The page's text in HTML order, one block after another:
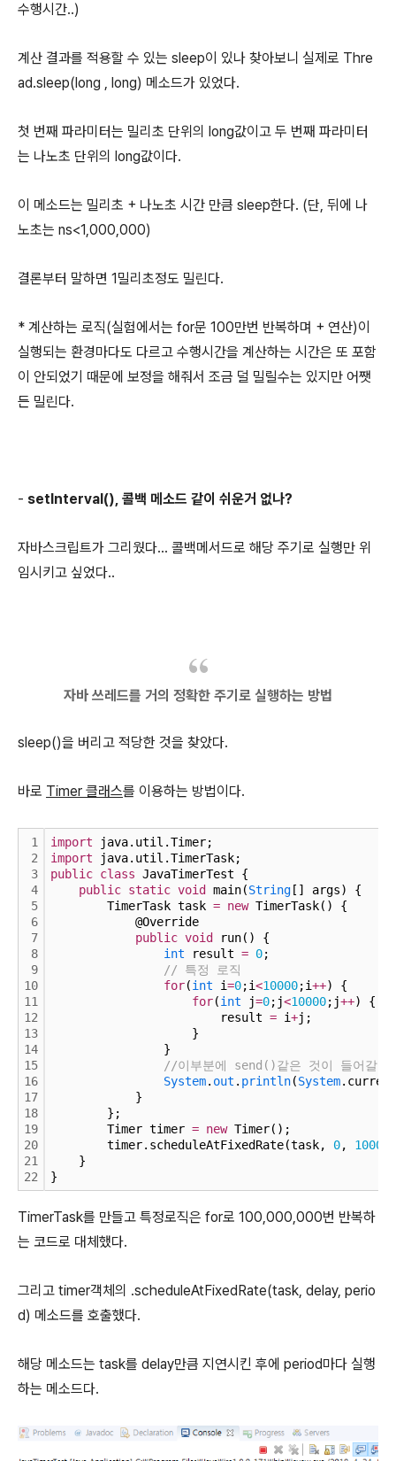
수행시간..)
계산 결과를 적용할 수 있는 sleep이 있나 찾아보니 실제로 Thre
ad.sleep(long , long) 메소드가 있었다.
첫 번째 파라미터는 밀리초 단위의 long값이고 두 번째 파라미터
는 나노초 단위의 long값이다.
이 메소드는 밀리초 + 나노초 시간 만큼 sleep한다. (단, 뒤에 나
노초는 ns<1,000,000)
결론부터 말하면 1밀리초정도 밀린다.
* 계산하는 로직(실험에서는 for문 100만번 반복하며 + 연산)이
실행되는 환경마다도 다르고 수행시간을 계산하는 시간은 또 포함
이 안되었기 때문에 보정을 해줘서 조금 덜 밀릴수는 있지만 어쨋
든 밀린다.
- setInterval(), 콜백 메소드 같이 쉬운거 없나?
자바스크립트가 그리웠다... 콜백메서드로 해당 주기로 실행만 위
임시키고 싶었다..
자바 쓰레드를 거의 정확한 주기로 실행하는 방법
sleep()을 버리고 적당한 것을 찾았다.
바로 Timer 클래스를 이용하는 방법이다.
1
2
3
4
5
6
7
8
9
10
11
12
13
14
15
16
17
18
19
20
21
22
import java.util.Timer;
import java.util.TimerTask;
public class JavaTimerTest {
public static void main(String [] args) {
TimerTask task = new TimerTask() {
@Override
public void
run() {
int result = 0;
// 특정 로직
for(int i=0;i<10000;i++) {
for(int j=0;j<10000;j++) {
result = i+j;
}
}
//이부분에 send()같은 것이 들어갈 것
System. out . println(System
}
};
Timer timer = new Timer();
timer.scheduleAtFixedRate(task, 0, 1000
}
}
TimerTask를 만들고 특정로직은 for로 100,000,000번 반복하
는 코드로 대체했다.
그리고 timer객체의 .scheduleAtFixedRate(task, delay, perio
d) 메소드를 호출했다.
해당 메소드는 task를 delay만큼 지연시킨 후에 period마다 실행
하는 메소드다.